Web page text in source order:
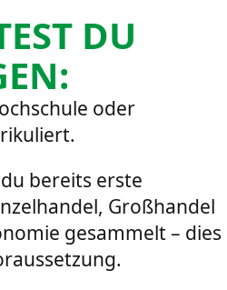
DU
oder
bereits erste
Großhandel
gesammelt – dies